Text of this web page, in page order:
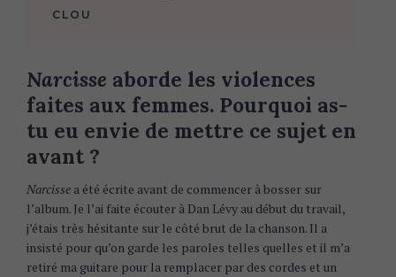
CLOU
Narcisse aborde les violences
faites aux femmes. Pourquoi as-
tu eu envie de mettre ce sujet en
avant ?
Narcisse a été écrite avant de commencer à bosser sur
l’album. Je l’ai faite écouter à Dan Lévy au début du travail,
j’étais très hésitante sur le côté brut de la chanson. Il a
insisté pour qu’on garde les paroles telles quelles et il m’a
retiré ma guitare pour la remplacer par des cordes et un